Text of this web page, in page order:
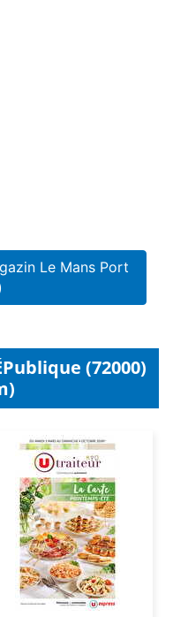
Le Mans Port
(72000)